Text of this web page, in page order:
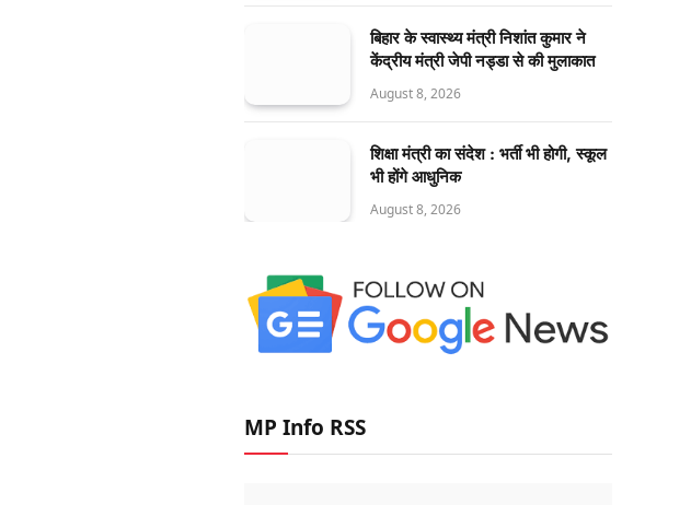
बिहार के स्वास्थ्य मंत्री निशांत कुमार ने
केंद्रीय मंत्री जेपी नड्डा से की मुलाकात
August 8, 2026
शिक्षा मंत्री का संदेश : भर्ती भी होगी, स्कूल
भी होंगे आधुनिक
August 8, 2026
MP Info RSS